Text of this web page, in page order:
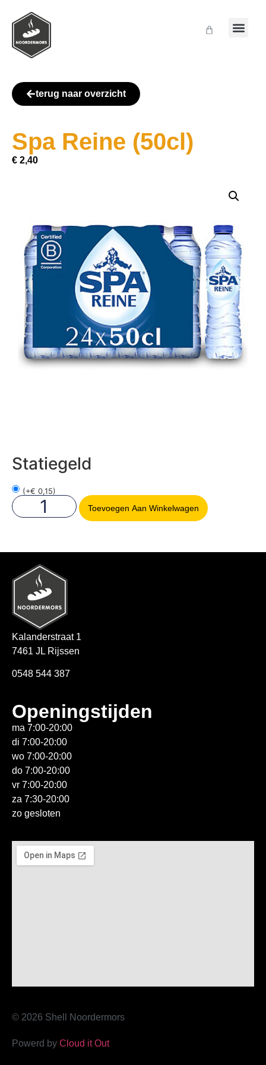
terug naar overzicht
Spa Reine (50cl)
€ 2,40
Statiegeld
(+€ 0,15)
Toevoegen Aan Winkelwagen
Kalanderstraat 1
7461 JL Rijssen
0548 544 387
Openingstijden
ma 7:00-20:00
di 7:00-20:00
wo 7:00-20:00
do 7:00-20:00
vr 7:00-20:00
za 7:30-20:00
zo gesloten
© 2026 Shell Noordermors
Powerd by Cloud it Out